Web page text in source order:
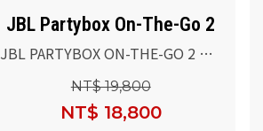
JBL Partybox On-The-Go 2
JBL PARTYBOX ON-THE-GO 2 可
攜式派對燈光藍牙喇叭
NT$ 19,800
NT$ 18,800